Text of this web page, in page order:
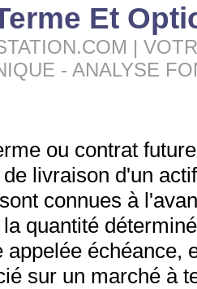
Et
|
- ANALYSE
ou contrat
livraison d'un
connues à
quantité
appelée échéance,
sur un marché à